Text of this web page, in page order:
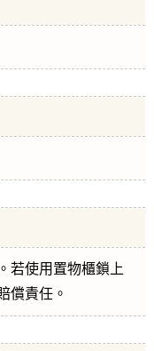
若使用置物櫃鎖上
償責任。